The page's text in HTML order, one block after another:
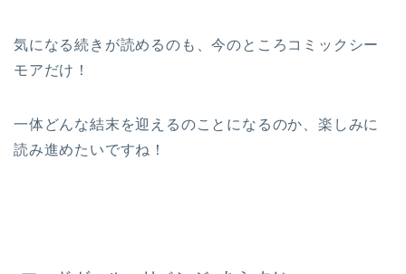
気になる続きが読めるのも、今のところコミックシー
モアだけ！
一体どんな結末を迎えるのことになるのか、楽しみに
読み進めたいですね！